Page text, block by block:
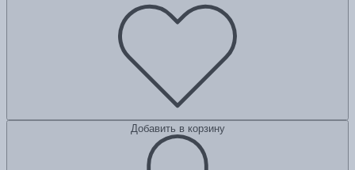
Добавить в корзину